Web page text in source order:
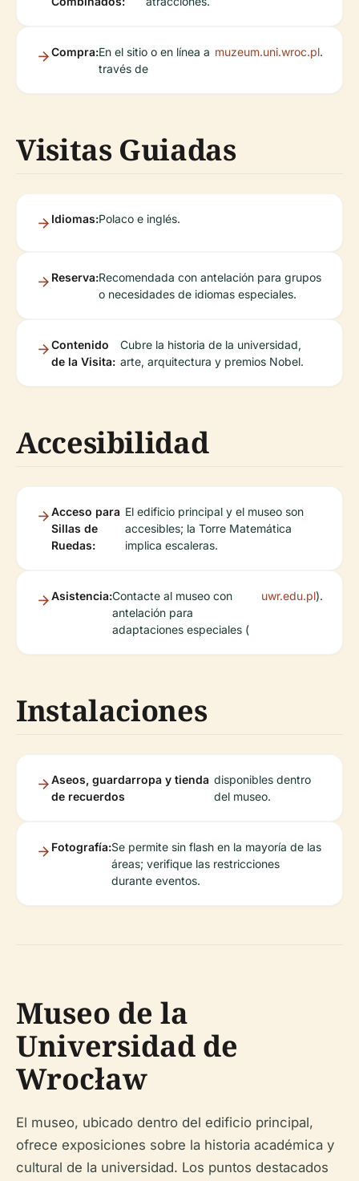
Compra:En el sitio o en línea a
través de
muzeum.uni.wroc.pl.
Visitas Guiadas
Idiomas:Polaco e inglés.
Reserva:Recomendada con antelación para grupos
o necesidades de idiomas especiales.
Contenido
de la Visita:
Cubre la historia de la universidad,
arte, arquitectura y premios Nobel.
Accesibilidad
Acceso para
Sillas de
Ruedas:
El edificio principal y el museo son
accesibles; la Torre Matemática
implica escaleras.
Asistencia:Contacte al museo con
antelación para
adaptaciones especiales (
uwr.edu.pl).
Instalaciones
Aseos, guardarropa y tienda
de recuerdos
disponibles dentro
del museo.
Fotografía:Se permite sin flash en la mayoría de las
áreas; verifique las restricciones
durante eventos.
Museo de la
Universidad de
Wrocław
El museo, ubicado dentro del edificio principal,
ofrece exposiciones sobre la historia académica y
cultural de la universidad. Los puntos destacados